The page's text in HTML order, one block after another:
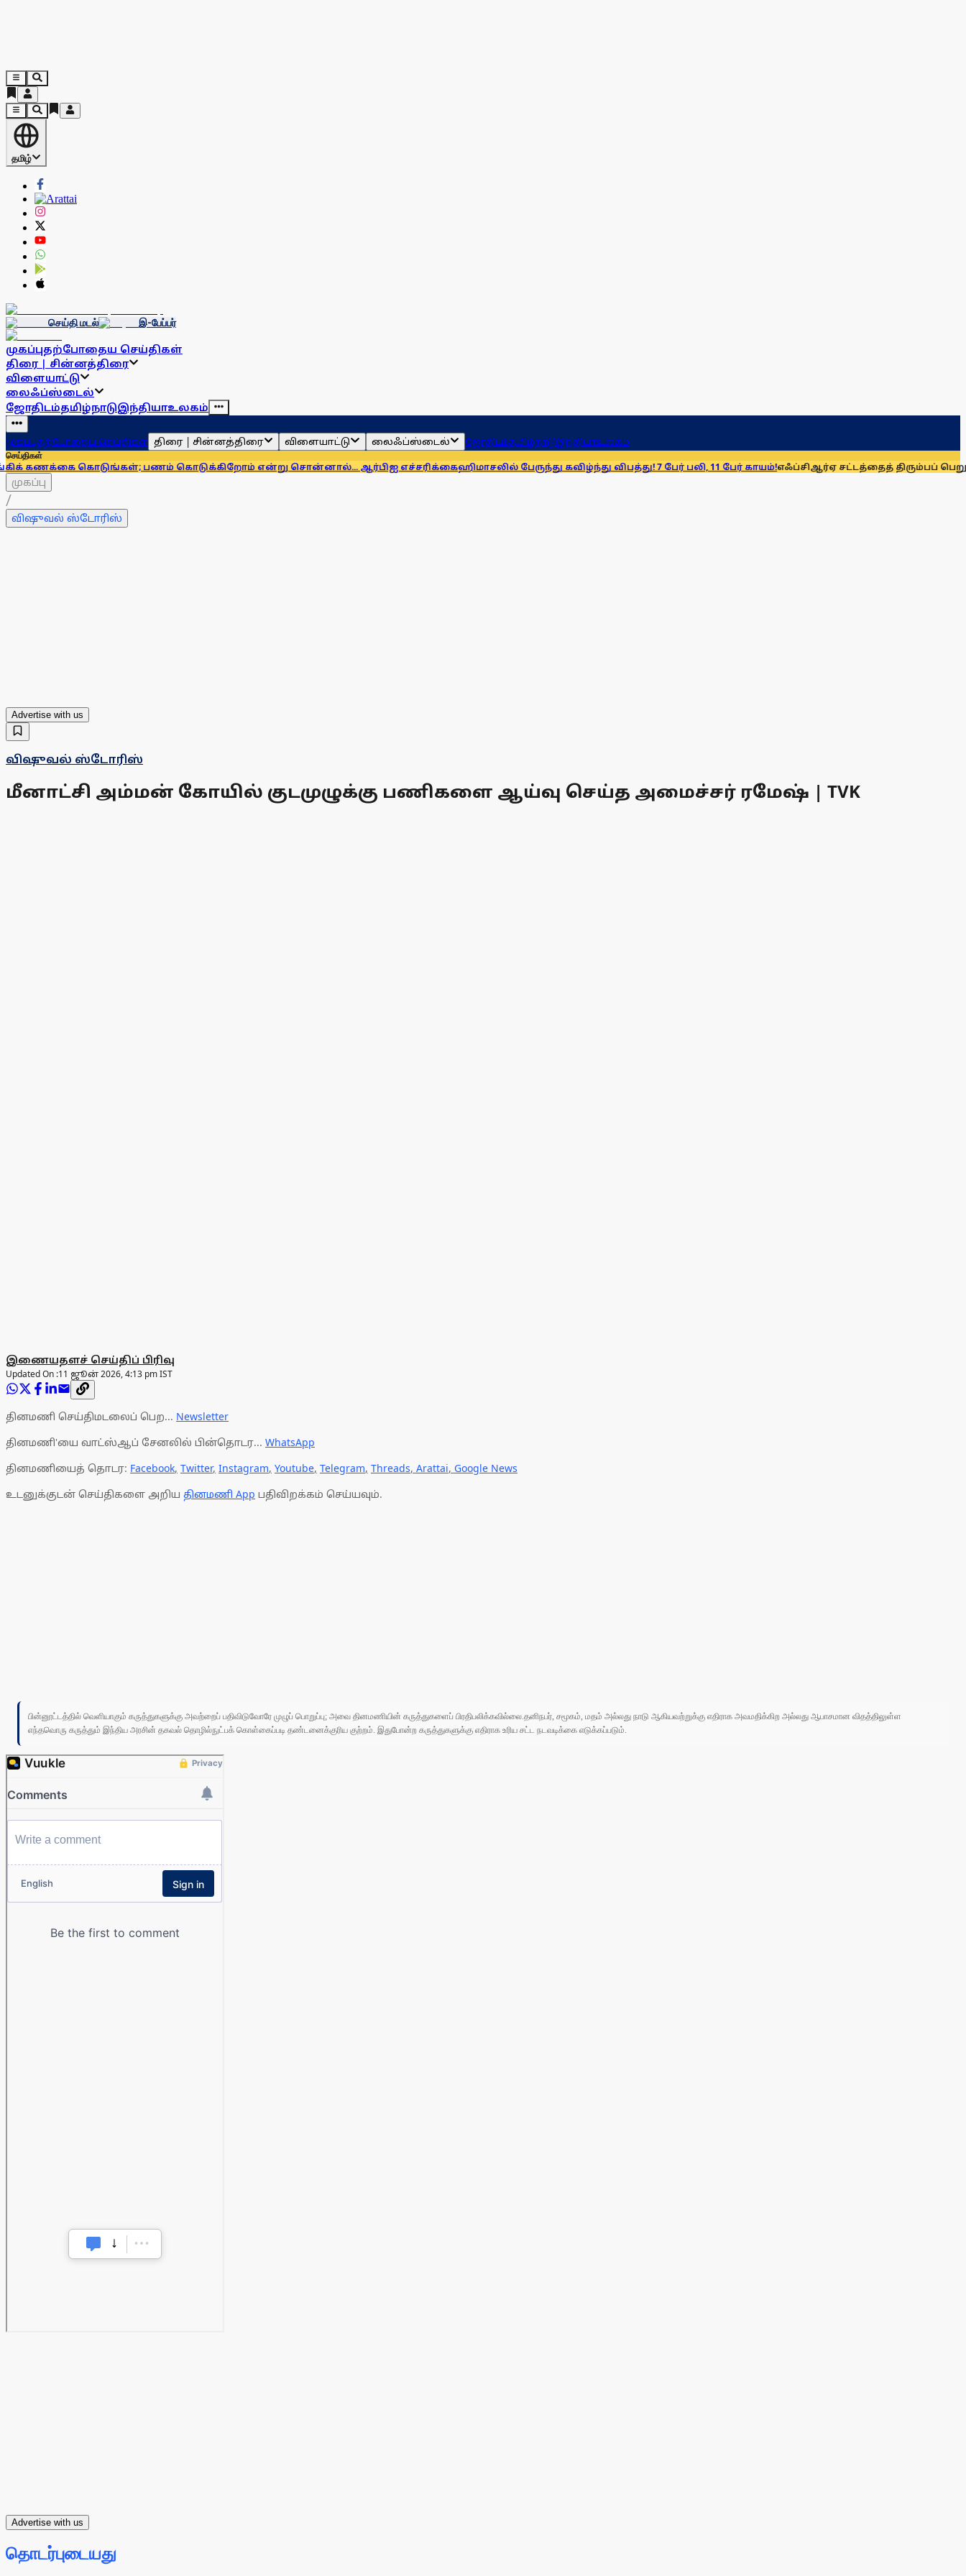
தமிழ்
செய்தி மடல் இ-பேப்பர்
முகப்புதற்போதைய செய்திகள்
திரை | சின்னத்திரை
விளையாட்டு
லைஃப்ஸ்டைல்
ஜோதிடம்தமிழ்நாடுஇந்தியாஉலகம்
முகப்புதற்போதைய செய்திகள் திரை | சின்னத்திரை விளையாட்டு லைஃப்ஸ்டைல் ஜோதிடம்தமிழ்நாடுஇந்தியாஉலகம்
செய்திகள்
கொடுங்கள்; பணம் கொடுக்கிறோம் என்று சொன்னால்... ஆர்பிஐ எச்சரிக்கைஹிமாசலில் பேருந்து கவிழ்ந்து விபத்து! 7 பேர் பலி, 11 பேர் காயம்!எஃப்சிஆர்ஏ சட்டத்தைத் திரும்பப் பெறுக: மு.க.
முகப்பு
/
விஷுவல் ஸ்டோரிஸ்
Advertise with us
விஷுவல் ஸ்டோரிஸ்
மீனாட்சி அம்மன் கோயில் குடமுழுக்கு பணிகளை ஆய்வு செய்த அமைச்சர் ரமேஷ் | TVK
இணையதளச் செய்திப் பிரிவு
Updated On :11 ஜூன் 2026, 4:13 pm IST
தினமணி செய்திமடலைப் பெற... Newsletter
தினமணி'யை வாட்ஸ்ஆப் சேனலில் பின்தொடர... WhatsApp
தினமணியைத் தொடர: Facebook, Twitter, Instagram, Youtube, Telegram, Threads, Arattai, Google News
உடனுக்குடன் செய்திகளை அறிய தினமணி App பதிவிறக்கம் செய்யவும்.
பின்னூட்டத்தில் வெளியாகும் கருத்துகளுக்கு அவற்றைப் பதிவிடுவோரே முழுப் பொறுப்பு; அவை தினமணியின் கருத்துகளைப் பிரதிபலிக்கவில்லை.தனிநபர், சமூகம், மதம் அல்லது நாடு ஆகியவற்றுக்கு எதிராக அவமதிக்கிற அல்லது ஆபாசமான விதத்திலுள்ள
எந்தவொரு கருத்தும் இந்திய அரசின் தகவல் தொழில்நுட்பக் கொள்கைப்படி தண்டனைக்குரிய குற்றம். இதுபோன்ற கருத்துகளுக்கு எதிராக உரிய சட்ட நடவடிக்கை எடுக்கப்படும்.
Advertise with us
தொடர்புடையது